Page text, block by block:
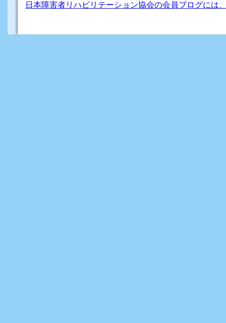
日本障害者リハビリテーション協会の会員ブログには